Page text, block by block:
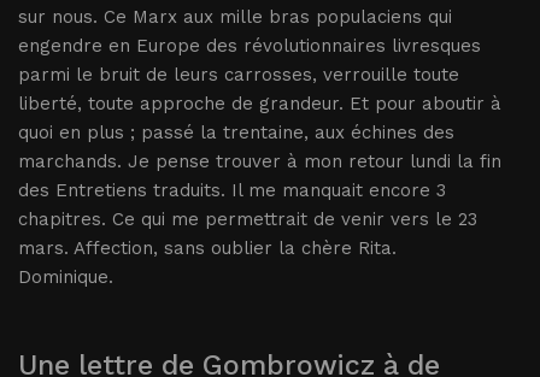
sur nous. Ce Marx aux mille bras populaciens qui
engendre en Europe des révolutionnaires livresques
parmi le bruit de leurs carrosses, verrouille toute
liberté, toute approche de grandeur. Et pour aboutir à
quoi en plus ; passé la trentaine, aux échines des
marchands. Je pense trouver à mon retour lundi la fin
des Entretiens traduits. Il me manquait encore 3
chapitres. Ce qui me permettrait de venir vers le 23
mars. Affection, sans oublier la chère Rita.
Dominique.
Une lettre de Gombrowicz à de